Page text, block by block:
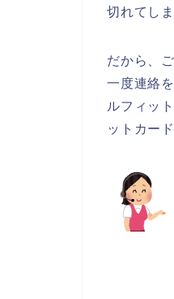
切れてし
だから、
一度連絡
ルフィッ
ットカー